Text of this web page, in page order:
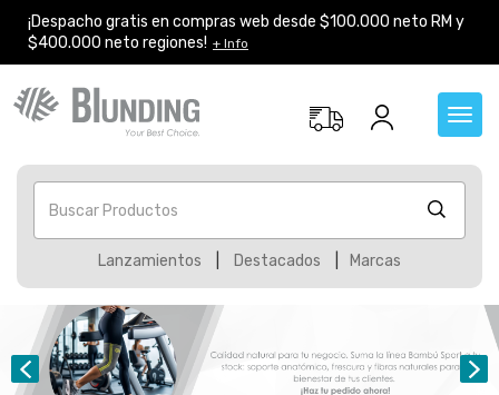
¡Despacho gratis en compras web desde $100.000 neto RM y
$400.000 neto regiones! + Info
Buscar Productos
Lanzamientos Destacados Marcas